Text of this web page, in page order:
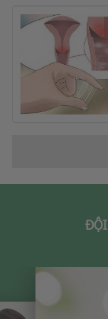
ĐỘI